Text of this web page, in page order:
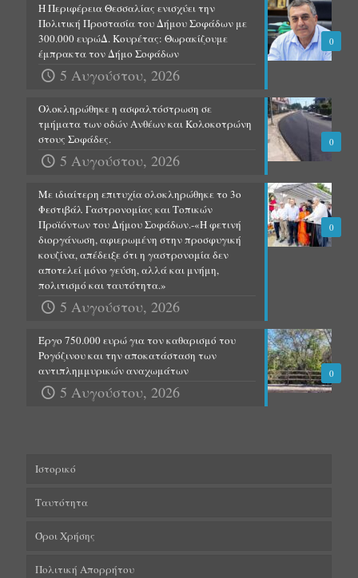
0
Η Περιφέρεια Θεσσαλίας ενισχύει την
Πολιτική Προστασία του Δήμου Σοφάδων με
300.000 ευρώΔ. Κουρέτας: Θωρακίζουμε
έμπρακτα τον Δήμο Σοφάδων
5 Αυγούστου, 2026
0
Ολοκληρώθηκε η ασφαλτόστρωση σε
τμήματα των οδών Ανθέων και Κολοκοτρώνη
στους Σοφάδες.
5 Αυγούστου, 2026
0
Με ιδιαίτερη επιτυχία ολοκληρώθηκε το 3ο
Φεστιβάλ Γαστρονομίας και Τοπικών
Προϊόντων του Δήμου Σοφάδων.-«Η φετινή
διοργάνωση, αφιερωμένη στην προσφυγική
κουζίνα, απέδειξε ότι η γαστρονομία δεν
αποτελεί μόνο γεύση, αλλά και μνήμη,
πολιτισμό και ταυτότητα.»
5 Αυγούστου, 2026
0
Έργο 750.000 ευρώ για τον καθαρισμό του
Ρογόζινου και την αποκατάσταση των
αντιπλημμυρικών αναχωμάτων
5 Αυγούστου, 2026
Ιστορικό
Ταυτότητα
Όροι Χρήσης
Πολιτική Απορρήτου